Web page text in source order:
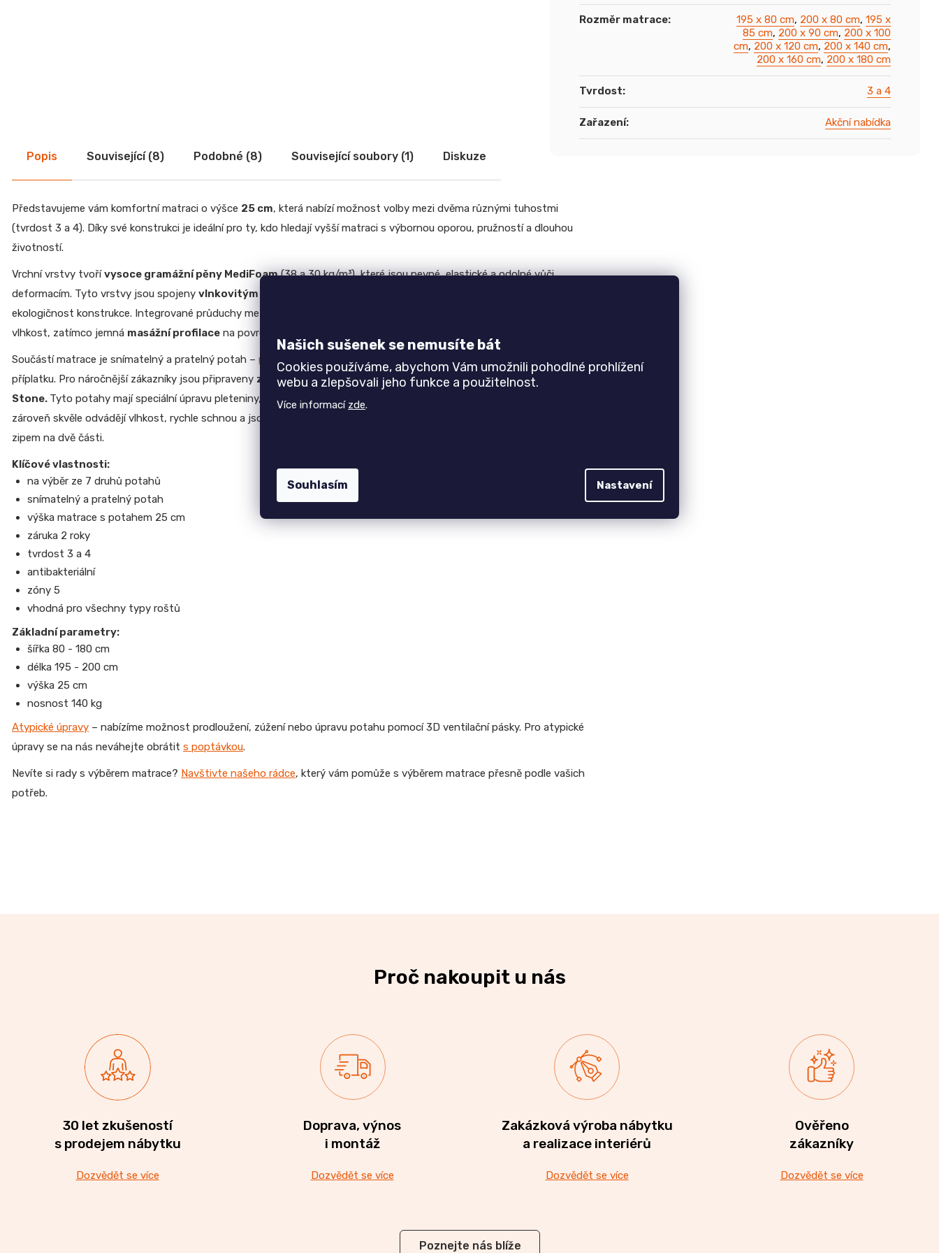
Našich sušenek se nemusíte bát
Cookies používáme, abychom Vám umožnili pohodlné prohlížení
webu a zlepšovali jeho funkce a použitelnost.
Více informací zde.
Nastavení
Souhlasím
Kancelářské sestavy
Zahradní nábytek
Moderní nábytek
Doplňkový sortiment
Top 6 produktů
Jednolůžko NEMO
Židle GOLDA
5 235 Kč
TV stolek CREATIV
28 070 Kč
Jídelní stůl TOKIO
20 090 Kč
Komoda EGON
Dubová jídelní židle GOLDA 2
5 235 Kč
Rozměr matrace: 195 x 80 cm, 200 x 80 cm, 195 x
85 cm, 200 x 90 cm, 200 x 100
cm, 200 x 120 cm, 200 x 140 cm,
200 x 160 cm, 200 x 180 cm
Tvrdost: 3 a 4
Zařazení: Akční nabídka
Popis Související (8) Podobné (8) Související soubory (1) Diskuze
Představujeme vám komfortní matraci o výšce 25 cm, která nabízí možnost volby mezi dvěma různými tuhostmi
(tvrdost 3 a 4). Díky své konstrukci je ideální pro ty, kdo hledají vyšší matraci s výbornou oporou, pružností a dlouhou
životností.
Vrchní vrstvy tvořívysoce gramážní pěny MediFoam(38 a 30 kg/m³), které jsou pevné, elastické a odolné vůči
deformacím. Tyto vrstvy jsou spojeny vlnkovitým středem bez použití lepidla
ekologičnost konstrukce. Integrované průduchy mezi jednotlivými vrstvami podporují ventilaci a odvádějí přebytečnou
vlhkost, zatímco jemná masážní profilace na povrchu uvolňuje svalové napětí a zvyšuje komfort během spánku.
Součástí matrace je snímatelný a pratelný potah – na výběr ze 7 druhů . Základní "Úplet" a "Aloe Vera" jsou bez
příplatku. Pro náročnější zákazníky jsou připraveny značkové potahy–SilverGuard, Lyocell, Medicott, Levandule a
Stone. Tyto potahy majíspeciální úpravu pleteniny, která bez chemie chrání
zároveň skvěle odvádějí vlhkost, rychle schnou a jsou
zipem na dvě části.
Klíčové vlastnosti:
na výběr ze 7 druhů potahů
snímatelný a pratelný potah
výška matrace s potahem 25 cm
záruka 2 roky
tvrdost 3 a 4
antibakteriální
zóny 5
vhodná pro všechny typy roštů
Základní parametry:
šířka 80 - 180 cm
délka 195 - 200 cm
výška 25 cm
nosnost 140 kg
Atypické úpravy – nabízíme možnost prodloužení, zúžení nebo úpravu potahu pomocí 3D ventilační pásky. Pro atypické
úpravy se na nás neváhejte obrátit s poptávkou.
Nevíte si rady s výběrem matrace? Navštivte našeho rádce, který vám pomůže s výběrem matrace přesně podle vašich
potřeb.
Proč nakoupit u nás
30 let zkušeností
s prodejem nábytku
Dozvědět se více
Doprava, výnos
i montáž
Dozvědět se více
Zakázková výroba nábytku
a realizace interiérů
Dozvědět se více
Ověřeno
zákazníky
Dozvědět se více
Poznejte nás blíže
JEDNOLŮŽKO
NEMO
7
ŽIDLE
GOLDA
Kč
TV
STOLEK
Kč